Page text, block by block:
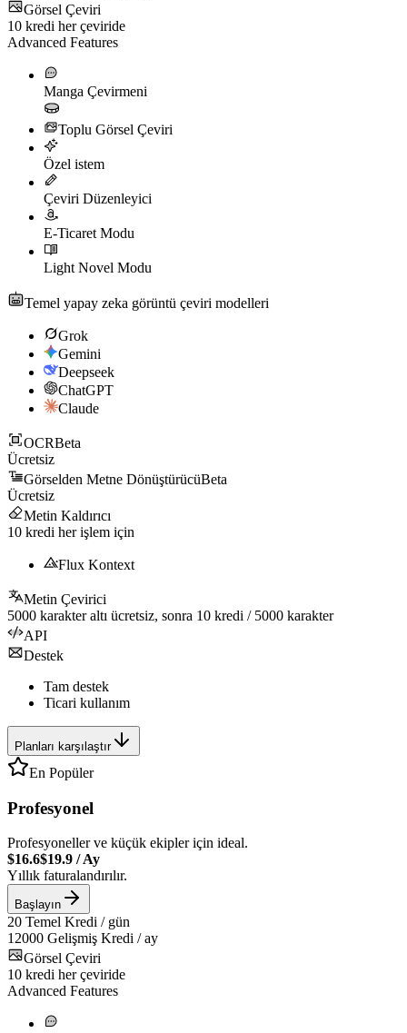
Görsel Çeviri
10 kredi her çeviride
Advanced Features
Manga Çevirmeni
Toplu Görsel Çeviri
Özel istem
Çeviri Düzenleyici
E-Ticaret Modu
Light Novel Modu
Temel yapay zeka görüntü çeviri modelleri
Grok
Gemini
Deepseek
ChatGPT
Claude
OCRBeta
Ücretsiz
Görselden Metne DönüştürücüBeta
Ücretsiz
Metin Kaldırıcı
10 kredi her işlem için
Flux Kontext
Metin Çevirici
5000 karakter altı ücretsiz, sonra 10 kredi / 5000 karakter
API
Destek
Tam destek
Ticari kullanım
Planları karşılaştır
En Popüler
Profesyonel
Profesyoneller ve küçük ekipler için ideal.
$16.6$19.9 /Ay
Yıllık faturalandırılır.
Başlayın
20 Temel Kredi / gün
12000 Gelişmiş Kredi / ay
Görsel Çeviri
10 kredi her çeviride
Advanced Features